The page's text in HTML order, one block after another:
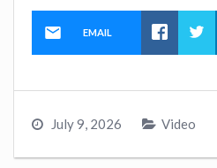
EMAIL
July 9, 2026 Video